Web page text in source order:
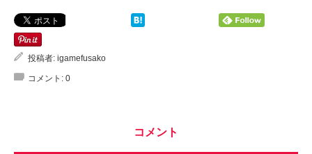
投稿者: igamefusako
コメント: 0
コメント